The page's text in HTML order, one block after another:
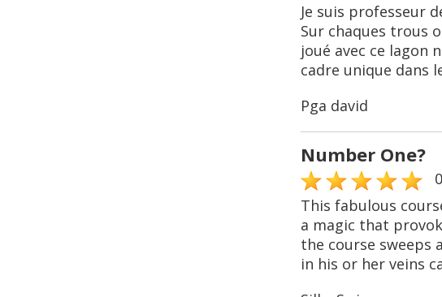
Je suis professeur
Sur chaques trous
joué avec ce lagon
cadre unique dans
Pga david
Number One?
This fabulous
a magic that
the course sweeps
in his or her veins